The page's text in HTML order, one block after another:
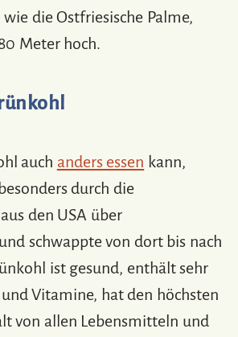
die Ostfriesische Palme,
Meter hoch.
auch anders essen kann,
durch die
den USA über
schwappte von dort bis nach
ist gesund, enthält sehr
Vitamine, hat den höchsten
von allen Lebensmitteln und